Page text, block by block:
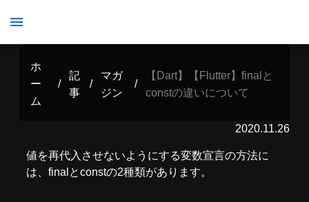
ホ
ー
ム
/
記
事
/
マガ
ジン
/
【Dart】【Flutter】finalと
constの違いについて
2020.11.26
値を再代入させないようにする変数宣言の方法に
は、finalとconstの2種類があります。